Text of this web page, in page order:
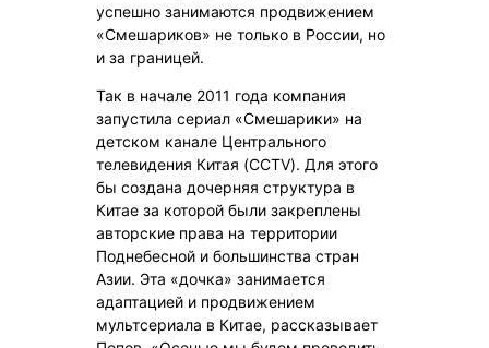
успешно занимаются продвижением
«Смешариков» не только в России, но
и за границей.
Так в начале 2011 года компания
запустила сериал «Смешарики» на
детском канале Центрального
телевидения Китая (CCTV). Для этого
бы создана дочерняя структура в
Китае за которой были закреплены
авторские права на территории
Поднебесной и большинства стран
Азии. Эта «дочка» занимается
адаптацией и продвижением
мультсериала в Китае, рассказывает